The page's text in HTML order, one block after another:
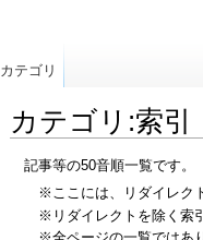
カテゴリ:索引
記事等の50音順一覧です。
※ここには、リダイレク
※リダイレクトを除く索
カテゴリ